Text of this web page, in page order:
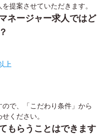
提案させていただきます。
ネージャー求人ではど
上
で、「こだわり条件」から
ください。
もらうことはできます